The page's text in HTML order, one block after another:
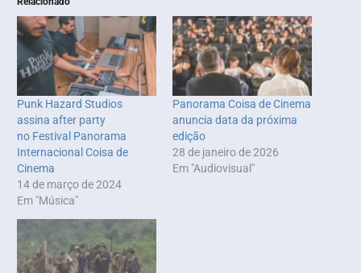
Punk Hazard Studios
assina after party
no Festival Panorama
Internacional Coisa de
Cinema
14 de março de 2024
Em "Música"
Panorama Coisa de Cinema
anuncia data da próxima
edição
28 de janeiro de 2026
Em "Audiovisual"